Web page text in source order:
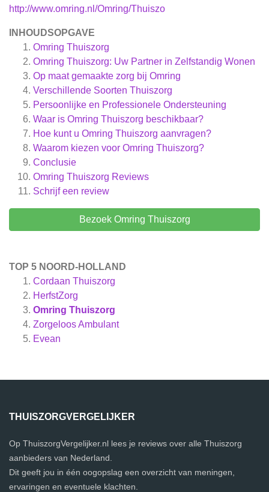
http://www.omring.nl/Omring/Thuiszo
INHOUDSOPGAVE
Omring Thuiszorg
Omring Thuiszorg: Uw Partner in Zelfstandig Wonen
Op maat gemaakte zorg bij Omring
Verschillende Soorten Thuiszorg
Persoonlijke en Professionele Ondersteuning
Waar is Omring Thuiszorg beschikbaar?
Hoe kunt u Omring Thuiszorg aanvragen?
Waarom kiezen voor Omring Thuiszorg?
Conclusie
Omring Thuiszorg Reviews
Schrijf een review
Bezoek Omring Thuiszorg
TOP 5 NOORD-HOLLAND
Cordaan Thuiszorg
HerfstZorg
Omring Thuiszorg
Zorgeloos Ambulant
Evean
THUISZORGVERGELIJKER
Op ThuiszorgVergelijker.nl lees je reviews over alle Thuiszorg
aanbieders van Nederland.
Dit geeft jou in één oogopslag een overzicht van meningen,
ervaringen en eventuele klachten.